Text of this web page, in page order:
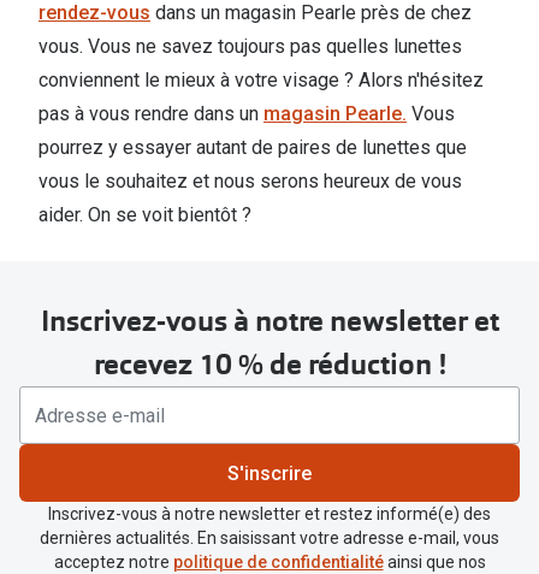
rendez-vous dans un magasin Pearle près de chez
vous. Vous ne savez toujours pas quelles lunettes
conviennent le mieux à votre visage ? Alors n'hésitez
pas à vous rendre dans un magasin Pearle. Vous
pourrez y essayer autant de paires de lunettes que
vous le souhaitez et nous serons heureux de vous
aider. On se voit bientôt ?
Inscrivez-vous à notre newsletter et
recevez 10 % de réduction !
S'inscrire
Inscrivez-vous à notre newsletter et restez informé(e) des
dernières actualités. En saisissant votre adresse e-mail, vous
acceptez notre politique de confidentialitéainsi que nos